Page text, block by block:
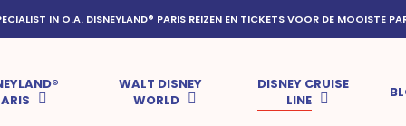
IN O.A. DISNEYLAND® PARIS REIZEN EN TICKETS VOOR DE MOOISTE
WALT DISNEY
WORLD
DISNEY CRUISE
LINE